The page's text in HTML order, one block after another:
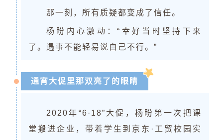
那一刻，所有质疑都变成了信任。
杨盼内心激动：“幸好当时坚持下来
了。遇事不能轻易说自己不行。”
通宵大促里那双亮了的眼睛
2020年“6·18”大促，杨盼第一次把课
堂搬进企业，带着学生到京东·工贸校园实